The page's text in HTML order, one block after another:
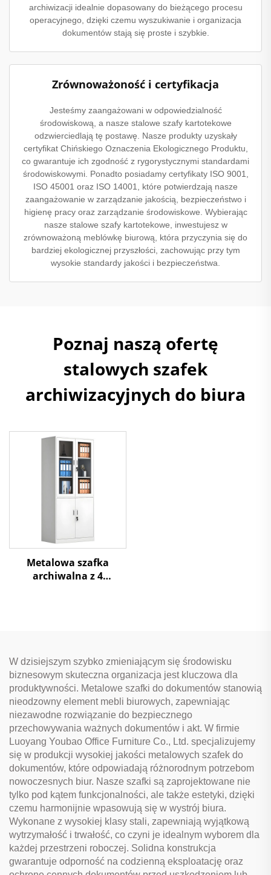
archiwizacji idealnie dopasowany do bieżącego procesu
operacyjnego, dzięki czemu wyszukiwanie i organizacja
dokumentów stają się proste i szybkie.
Zrównoważoność i certyfikacja
Jesteśmy zaangażowani w odpowiedzialność
środowiskową, a nasze stalowe szafy kartotekowe
odzwierciedlają tę postawę. Nasze produkty uzyskały
certyfikat Chińskiego Oznaczenia Ekologicznego Produktu,
co gwarantuje ich zgodność z rygorystycznymi standardami
środowiskowymi. Ponadto posiadamy certyfikaty ISO 9001,
ISO 45001 oraz ISO 14001, które potwierdzają nasze
zaangażowanie w zarządzanie jakością, bezpieczeństwo i
higienę pracy oraz zarządzanie środowiskowe. Wybierając
nasze stalowe szafy kartotekowe, inwestujesz w
zrównoważoną meblówkę biurową, która przyczynia się do
bardziej ekologicznej przyszłości, zachowując przy tym
wysokie standardy jakości i bezpieczeństwa.
Poznaj naszą ofertę
stalowych szafek
archiwizacyjnych do biura
Metalowa szafka
archiwalna z 4
W dzisiejszym szybko zmieniającym się środowisku
biznesowym skuteczna organizacja jest kluczowa dla
produktywności. Metalowe szafki do dokumentów stanowią
nieodzowny element mebli biurowych, zapewniając
niezawodne rozwiązanie do bezpiecznego
przechowywania ważnych dokumentów i akt. W firmie
Luoyang Youbao Office Furniture Co., Ltd. specjalizujemy
się w produkcji wysokiej jakości metalowych szafek do
dokumentów, które odpowiadają różnorodnym potrzebom
nowoczesnych biur. Nasze szafki są zaprojektowane nie
tylko pod kątem funkcjonalności, ale także estetyki, dzięki
czemu harmonijnie wpasowują się w wystrój biura.
Wykonane z wysokiej klasy stali, zapewniają wyjątkową
wytrzymałość i trwałość, co czyni je idealnym wyborem dla
każdej przestrzeni roboczej. Solidna konstrukcja
gwarantuje odporność na codzienną eksploatację oraz